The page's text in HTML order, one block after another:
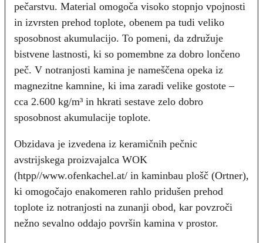
pečarstvu. Material omogoča visoko stopnjo vpojnosti
in izvrsten prehod toplote, obenem pa tudi veliko
sposobnost akumulacijo. To pomeni, da združuje
bistvene lastnosti, ki so pomembne za dobro lončeno
peč. V notranjosti kamina je nameščena opeka iz
magnezitne kamnine, ki ima zaradi velike gostote –
cca 2.600 kg/m³ in hkrati sestave zelo dobro
sposobnost akumulacije toplote.
Obzidava je izvedena iz keramičnih pečnic
avstrijskega proizvajalca WOK
(htpp//www.ofenkachel.at/ in kaminbau plošč (Ortner),
ki omogočajo enakomeren rahlo pridušen prehod
toplote iz notranjosti na zunanji obod, kar povzroči
nežno sevalno oddajo površin kamina v prostor.